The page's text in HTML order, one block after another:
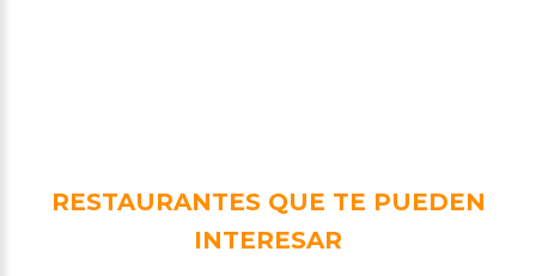
RESTAURANTES QUE TE PUEDEN
INTERESAR